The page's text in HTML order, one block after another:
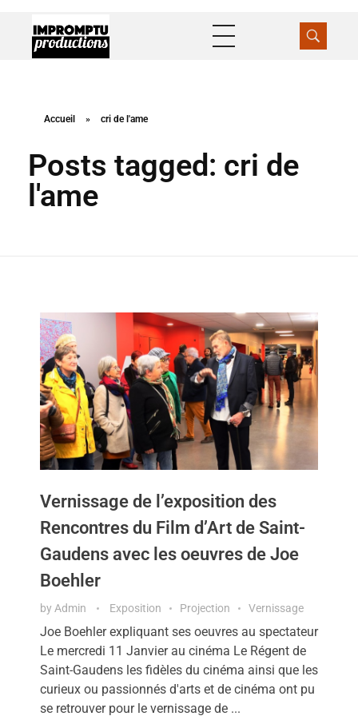
Accueil » cri de l'ame
Posts tagged: cri de
l'ame
Vernissage de l’exposition des
Rencontres du Film d’Art de Saint-
Gaudens avec les oeuvres de Joe
Boehler
by Admin Exposition Projection Vernissage
Joe Boehler expliquant ses oeuvres au spectateur
Le mercredi 11 Janvier au cinéma Le Régent de
Saint-Gaudens les fidèles du cinéma ainsi que les
curieux ou passionnés d'arts et de cinéma ont pu
se retrouver pour le vernissage de ...